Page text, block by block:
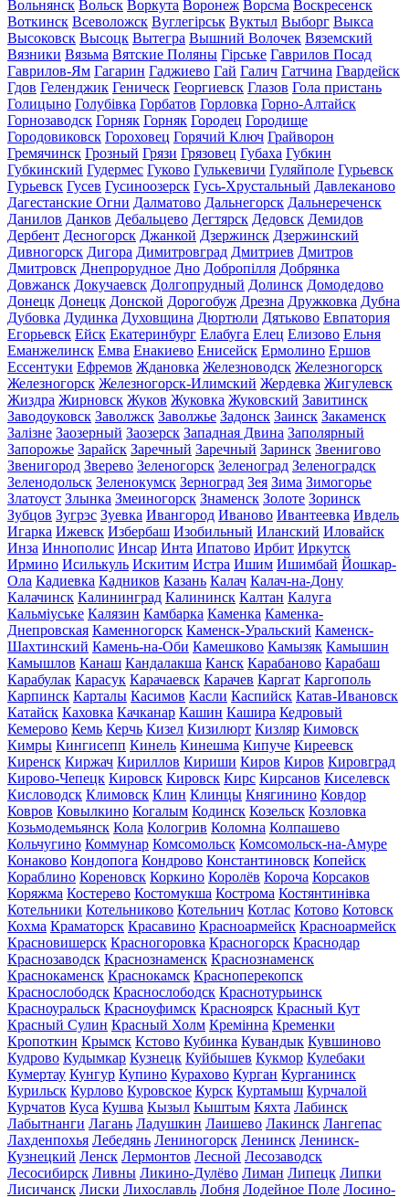
Вольнянск Вольск Воркута Воронеж Ворсма Воскресенск
Воткинск Всеволожск Вуглегірськ Вуктыл Выборг Выкса
Высоковск Высоцк Вытегра Вышний Волочек Вяземский
Вязники Вязьма Вятские Поляны Гірське Гаврилов Посад
Гаврилов-Ям Гагарин Гаджиево Гай Галич Гатчина Гвардейск
Гдов Геленджик Геническ Георгиевск Глазов Гола пристань
Голицыно Голубівка Горбатов Горловка Горно-Алтайск
Горнозаводск Горняк Горняк Городец Городище
Городовиковск Гороховец Горячий Ключ Грайворон
Гремячинск Грозный Грязи Грязовец Губаха Губкин
Губкинский Гудермес Гуково Гулькевичи Гуляйполе Гурьевск
Гурьевск Гусев Гусиноозерск Гусь-Хрустальный Давлеканово
Дагестанские Огни Далматово Дальнегорск Дальнереченск
Данилов Данков Дебальцево Дегтярск Дедовск Демидов
Дербент Десногорск Джанкой Дзержинск Дзержинский
Дивногорск Дигора Димитровград Дмитриев Дмитров
Дмитровск Днепрорудное Дно Добропілля Добрянка
Довжанск Докучаевск Долгопрудный Долинск Домодедово
Донецк Донецк Донской Дорогобуж Дрезна Дружковка Дубна
Дубовка Дудинка Духовщина Дюртюли Дятьково Евпатория
Егорьевск Ейск Екатеринбург Елабуга Елец Елизово Ельня
Еманжелинск Емва Енакиево Енисейск Ермолино Ершов
Ессентуки Ефремов Ждановка Железноводск Железногорск
Железногорск Железногорск-Илимский Жердевка Жигулевск
Жиздра Жирновск Жуков Жуковка Жуковский Завитинск
Заводоуковск Заволжск Заволжье Задонск Заинск Закаменск
Залізне Заозерный Заозерск Западная Двина Заполярный
Запорожье Зарайск Заречный Заречный Заринск Звенигово
Звенигород Зверево Зеленогорск Зеленоград Зеленоградск
Зеленодольск Зеленокумск Зерноград Зея Зима Зимогорье
Златоуст Злынка Змеиногорск Знаменск Золоте Зоринск
Зубцов Зугрэс Зуевка Ивангород Иваново Ивантеевка Ивдель
Игарка Ижевск Избербаш Изобильный Иланский Иловайск
Инза Иннополис Инсар Инта Ипатово Ирбит Иркутск
Ирмино Исилькуль Искитим Истра Ишим Ишимбай Йошкар-
Ола Кадиевка Кадников Казань Калач Калач-на-Дону
Калачинск Калининград Калининск Калтан Калуга
Кальміуське Калязин Камбарка Каменка Каменка-
Днепровская Каменногорск Каменск-Уральский Каменск-
Шахтинский Камень-на-Оби Камешково Камызяк Камышин
Камышлов Канаш Кандалакша Канск Карабаново Карабаш
Карабулак Карасук Карачаевск Карачев Каргат Каргополь
Карпинск Карталы Касимов Касли Каспийск Катав-Ивановск
Катайск Каховка Качканар Кашин Кашира Кедровый
Кемерово Кемь Керчь Кизел Кизилюрт Кизляр Кимовск
Кимры Кингисепп Кинель Кинешма Кипуче Киреевск
Киренск Киржач Кириллов Кириши Киров Киров Кировград
Кирово-Чепецк Кировск Кировск Кирс Кирсанов Киселевск
Кисловодск Климовск Клин Клинцы Княгинино Ковдор
Ковров Ковылкино Когалым Кодинск Козельск Козловка
Козьмодемьянск Кола Кологрив Коломна Колпашево
Кольчугино Коммунар Комсомольск Комсомольск-на-Амуре
Конаково Кондопога Кондрово Константиновск Копейск
Кораблино Кореновск Коркино Королёв Короча Корсаков
Коряжма Костерево Костомукша Кострома Костянтинівка
Котельники Котельниково Котельнич Котлас Котово Котовск
Кохма Краматорск Красавино Красноармейск Красноармейск
Красновишерск Красногоровка Красногорск Краснодар
Краснозаводск Краснознаменск Краснознаменск
Краснокаменск Краснокамск Красноперекопск
Краснослободск Краснослободск Краснотурьинск
Красноуральск Красноуфимск Красноярск Красный Кут
Красный Сулин Красный Холм Кремінна Кременки
Кропоткин Крымск Кстово Кубинка Кувандык Кувшиново
Кудрово Кудымкар Кузнецк Куйбышев Кукмор Кулебаки
Кумертау Кунгур Купино Курахово Курган Курганинск
Курильск Курлово Куровское Курск Куртамыш Курчалой
Курчатов Куса Кушва Кызыл Кыштым Кяхта Лабинск
Лабытнанги Лагань Ладушкин Лаишево Лакинск Лангепас
Лахденпохья Лебедянь Лениногорск Ленинск Ленинск-
Кузнецкий Ленск Лермонтов Лесной Лесозаводск
Лесосибирск Ливны Ликино-Дулёво Лиман Липецк Липки
Лисичанск Лиски Лихославль Лобня Лодейное Поле Лосино-